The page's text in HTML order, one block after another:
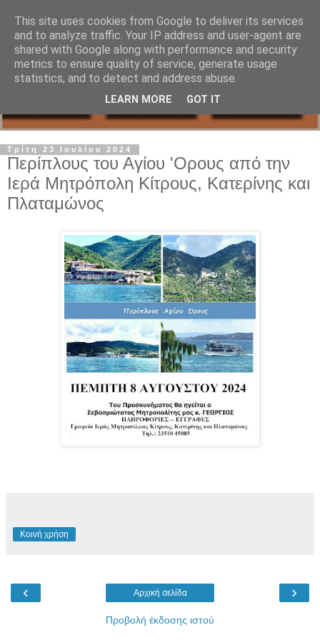
Τρίτη 23 Ιουλίου 2024
Περίπλους του Αγίου 'Ορους από την
Ιερά Μητρόπολη Κίτρους, Κατερίνης και
Πλαταμώνος
Κοινή χρήση
‹ ›
Αρχική σελίδα
Προβολή έκδοσης ιστού
This site uses cookies from Google to deliver its services
and to analyze traffic. Your IP address and user-agent are
shared with Google along with performance and security
metrics to ensure quality of service, generate usage
statistics, and to detect and address abuse.
LEARN MORE GOT IT